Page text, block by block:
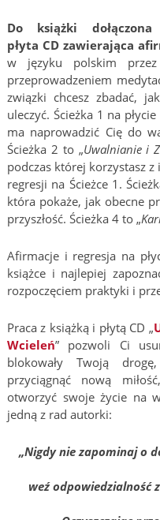
Do książki
płyta CD zawierająca
w języku polskim przez
przeprowadzeniem
związki chcesz zbadać,
uleczyć. Ścieżka 1 na płycie
ma naprowadzić Cię do
Ścieżka 2 to „Uwalnianie i
podczas której korzystasz
regresji na Ścieżce 1.
która pokaże, jak obecne
przyszłość. Ścieżka 4 to „
Afirmacje i regresja na
książce i najlepiej
rozpoczęciem praktyki i
Praca z książką i płytą CD „
Wcieleń” pozwoli Ci
blokowały Twoją
przyciągnąć nową
otworzyć swoje życie na
jedną z rad autorki:
„Nigdy nie zapominaj o
weź odpowiedzialność